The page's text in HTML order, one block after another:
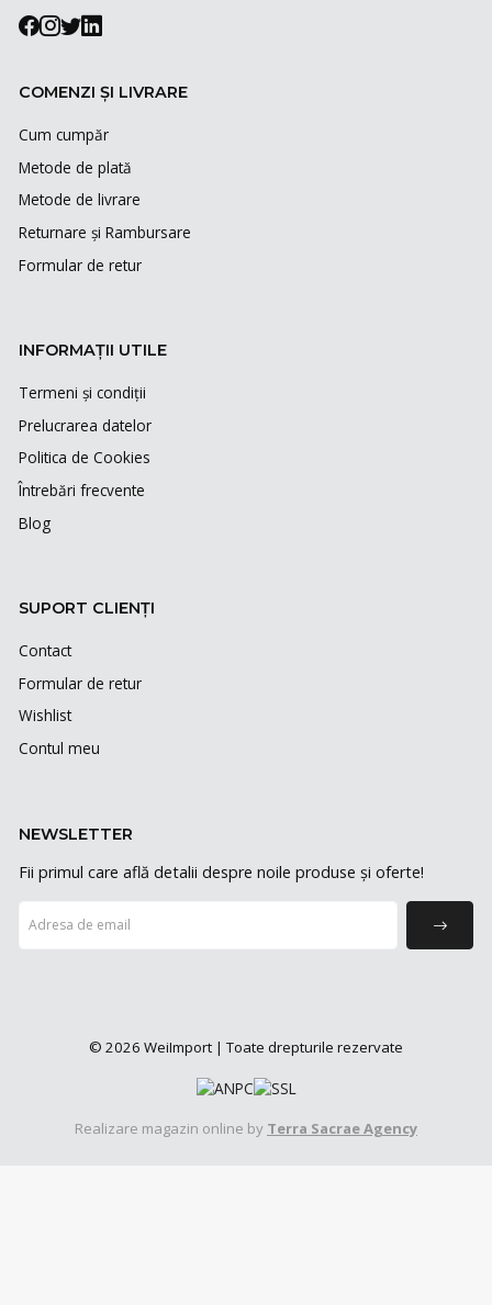
COMENZI ȘI LIVRARE
Cum cumpăr
Metode de plată
Metode de livrare
Returnare și Rambursare
Formular de retur
INFORMAȚII UTILE
Termeni și condiții
Prelucrarea datelor
Politica de Cookies
Întrebări frecvente
Blog
SUPORT CLIENȚI
Contact
Formular de retur
Wishlist
Contul meu
NEWSLETTER
Fii primul care află detalii despre noile produse și oferte!
© 2026 WeiImport | Toate drepturile rezervate
Realizare magazin online by Terra Sacrae Agency